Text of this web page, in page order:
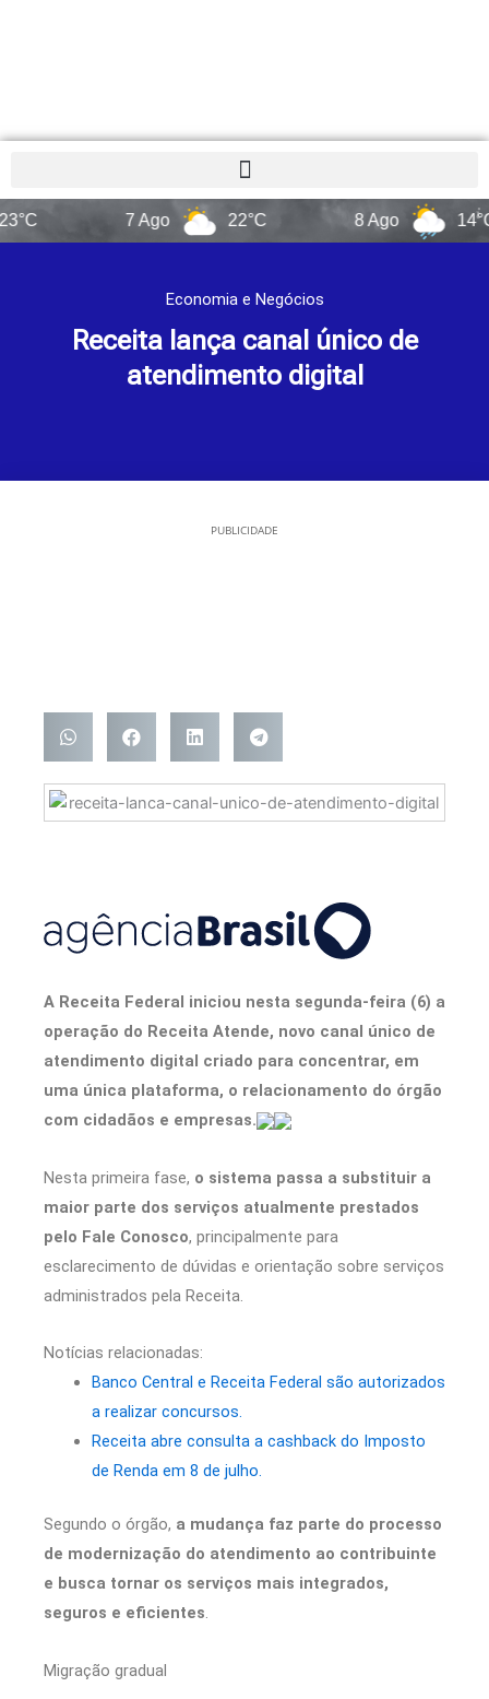
22°C 14°C
Economia e Negócios
Receita lança canal único de
atendimento digital
PUBLICIDADE
A Receita Federal iniciou nesta segunda-feira (6) a
operação do Receita Atende, novo canal único de
atendimento digital criado para concentrar, em
uma única plataforma, o relacionamento do órgão
com cidadãos e empresas.
Nesta primeira fase, o sistema passa a substituir a
maior parte dos serviços atualmente prestados
pelo Fale Conosco, principalmente para
esclarecimento de dúvidas e orientação sobre serviços
administrados pela Receita.
Notícias relacionadas:
Banco Central e Receita Federal são autorizados
a realizar concursos.
Receita abre consulta a cashback do Imposto
de Renda em 8 de julho.
Segundo o órgão, a mudança faz parte do processo
de modernização do atendimento ao contribuinte
e busca tornar os serviços mais integrados,
seguros e eficientes.
Migração gradual